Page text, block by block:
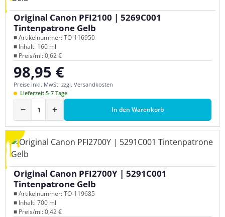
Original Canon PFI2100 | 5269C001
Tintenpatrone Gelb
■ Artikelnummer: TO-116950
■ Inhalt: 160 ml
■ Preis/ml: 0,62 €
Regulärer Preis:
98,95 €
Preise inkl. MwSt. zzgl. Versandkosten
Lieferzeit 5-7 Tage
− + In den Warenkorb
Original Canon PFI2700Y | 5291C001
Tintenpatrone Gelb
■ Artikelnummer: TO-119685
■ Inhalt: 700 ml
■ Preis/ml: 0,42 €